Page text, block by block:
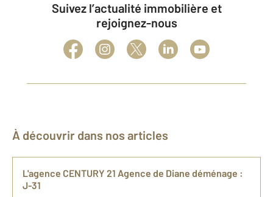
Suivez l’actualité immobilière et
rejoignez-nous
À découvrir dans nos articles
L'agence CENTURY 21 Agence de Diane déménage :
J-31